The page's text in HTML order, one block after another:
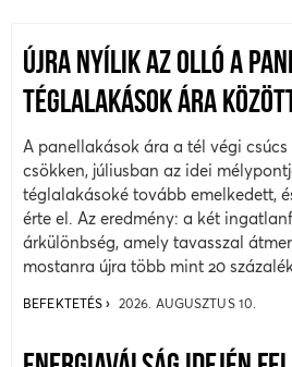
ÚJRA NYÍLIK AZ OLLÓ A
TÉGLALAKÁSOK ÁRA
A panellakások ára a tél végi
csökken, júliusban az idei
téglalakásoké tovább emelkedett,
érte el. Az eredmény: a két
árkülönbség, amely tavasszal
mostanra újra több mint 20
BEFEKTETÉS 2026. AUGUSZTUS 10.